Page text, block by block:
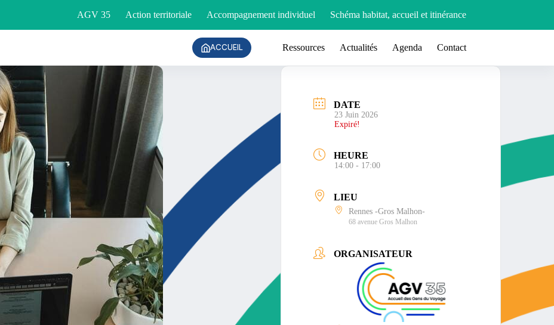
AGV 35 Action territoriale Accompagnement individuel Schéma habitat, accueil et itinérance
ACCUEIL Ressources Actualités Agenda Contact
DATE
23 Juin 2026
Expiré!
HEURE
14:00 - 17:00
LIEU
Rennes -Gros Malhon-
68 avenue Gros Malhon
ORGANISATEUR